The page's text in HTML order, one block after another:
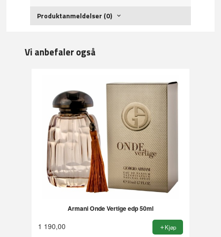
Produktanmeldelser (0)
Vi anbefaler også
Armani Onde Vertige edp 50ml
1 190,00 Kjøp